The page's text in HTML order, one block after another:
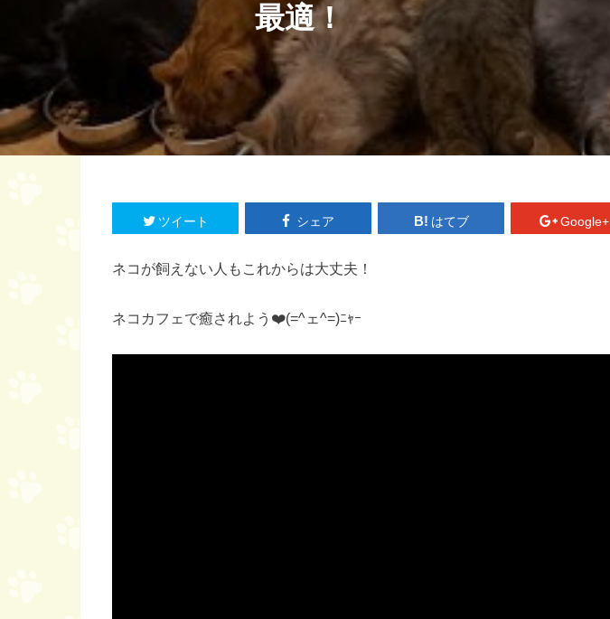
最適！
ツイート シェア はてブ Google+
ネコが飼えない人もこれからは大丈夫！
ネコカフェで癒されよう❤️(=^ェ^=)ﾆｬｰ